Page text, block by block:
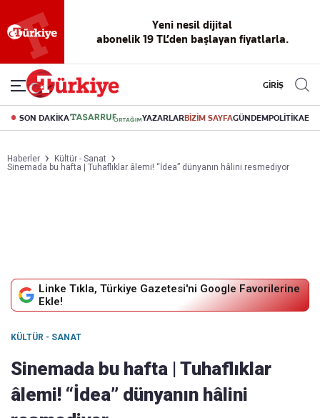
Yeni nesil dijital
abonelik 19 TL’den başlayan fiyatlarla.
GİRİŞ
SON DAKİKA YAZARLARBİZİM SAYFAGÜNDEMPOLİTİKA
Haberler
Kültür - Sanat
Sinemada bu hafta | Tuhaflıklar âlemi! “İdea” dünyanın hâlini resmediyor
Linke Tıkla, Türkiye Gazetesi'ni Google Favorilerine
Ekle!
KÜLTÜR - SANAT
Sinemada bu hafta | Tuhaflıklar
âlemi! “İdea” dünyanın hâlini